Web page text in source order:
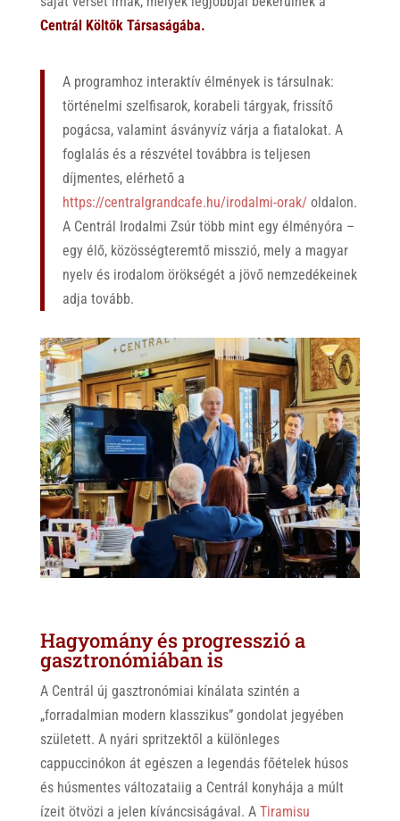
Centrál Költők Társaságába.
A programhoz interaktív élmények is társulnak:
történelmi szelfisarok, korabeli tárgyak, frissítő
pogácsa, valamint ásványvíz várja a fiatalokat. A
foglalás és a részvétel továbbra is teljesen
díjmentes, elérhető a
https://centralgrandcafe.hu/irodalmi-orak/oldalon.
A Centrál Irodalmi Zsúr több mint egy élményóra –
egy élő, közösségteremtő misszió, mely a magyar
nyelv és irodalom örökségét a jövő nemzedékeinek
adja tovább.
Hagyomány és progresszió a
gasztronómiában is
A Centrál új gasztronómiai kínálata szintén a
„forradalmian modern klasszikus” gondolat jegyében
született. A nyári spritzektől a különleges
cappuccinókon át egészen a legendás főételek húsos
és húsmentes változataiig a Centrál konyhája a múlt
ízeit ötvözi a jelen kíváncsiságával. A Tiramisu